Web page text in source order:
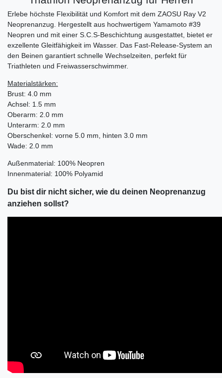
Erlebe höchste Flexibilität und Komfort mit dem ZAOSU Ray V2
Neoprenanzug. Hergestellt aus hochwertigem Yamamoto #39
Neopren und mit einer S.C.S-Beschichtung ausgestattet, bietet er
exzellente Gleitfähigkeit im Wasser. Das Fast-Release-System an
den Beinen garantiert schnelle Wechselzeiten, perfekt für
Triathleten und Freiwasserschwimmer.
Materialstärken:
Brust: 4.0 mm
Achsel: 1.5 mm
Oberarm: 2.0 mm
Unterarm: 2.0 mm
Oberschenkel: vorne 5.0 mm, hinten 3.0 mm
Wade: 2.0 mm
Außenmaterial: 100% Neopren
Innenmaterial: 100% Polyamid
Du bist dir nicht sicher, wie du deinen Neoprenanzug
anziehen sollst?